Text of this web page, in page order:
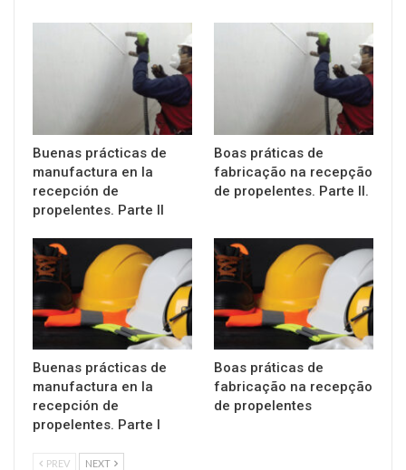
Buenas prácticas de
manufactura en la
recepción de
propelentes. Parte II
Boas práticas de
fabricação na recepção
de propelentes. Parte II.
Buenas prácticas de
manufactura en la
recepción de
propelentes. Parte I
Boas práticas de
fabricação na recepção
de propelentes
PREV NEXT